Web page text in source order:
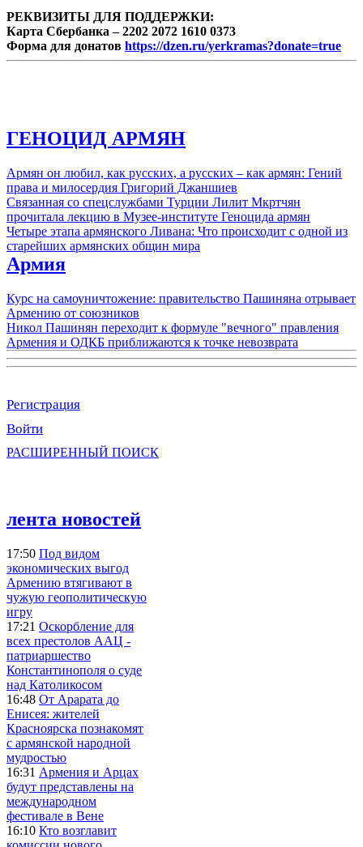
РЕКВИЗИТЫ ДЛЯ ПОДДЕРЖКИ:
Карта Сбербанка – 2202 2072 1610 0373
Форма для донатов https://dzen.ru/yerkramas?donate=true
ГЕНОЦИД АРМЯН
Армян он любил, как русских, а русских – как армян: Гений
права и милосердия Григорий Джаншиев
Связанная со спецслужбами Турции Лилит Мкртчян
прочитала лекцию в Музее-институте Геноцида армян
Четыре этапа армянского Ливана: Что происходит с одной из
старейших армянских общин мира
Армия
Курс на самоуничтожение: правительство Пашиняна отрывает
Армению от союзников
Никол Пашинян переходит к формуле "вечного" правления
Армения и ОДКБ приближаются к точке невозврата
Регистрация
Войти
РАСШИРЕННЫЙ ПОИСК
лента новостей
17:50 Под видом
экономических выгод
Армению втягивают в
чужую геополитическую
игру
17:21 Оскорбление для
всех престолов ААЦ -
патриаршество
Константинополя о суде
над Католикосом
16:48 От Арарата до
Енисея: жителей
Красноярска познакомят
с армянской народной
мудростью
16:31 Армения и Арцах
будут представлены на
международном
фестивале в Вене
16:10 Кто возглавит